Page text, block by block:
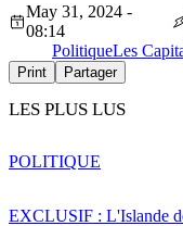
May 31, 2024 -
08:14
PolitiqueLes
Print Partager
LES PLUS LUS
EXCLUSIF : L'Islande
POLITIQUE